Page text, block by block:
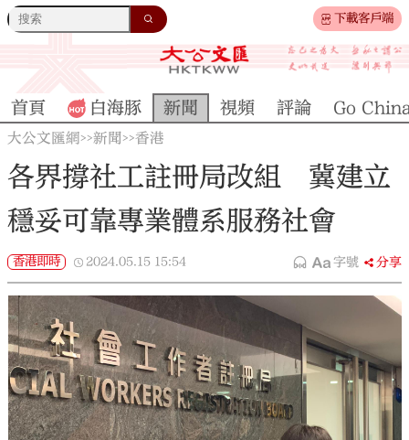
下載客戶端
首頁 白海豚 新聞 視頻 評論 Go
大公文匯網>>新聞>>香港
各界撐社工註冊局改組 冀建立
穩妥可靠專業體系服務社會
香港即時 2024.05.15 15:54 字號 分享